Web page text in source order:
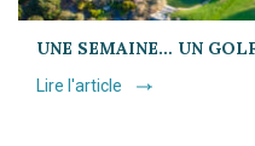
UNE SEMAINE… UN
Lire l'article